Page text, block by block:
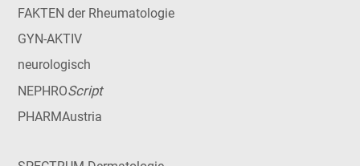
FAKTEN der Rheumatologie
GYN-AKTIV
neurologisch
NEPHROScript
PHARMAustria